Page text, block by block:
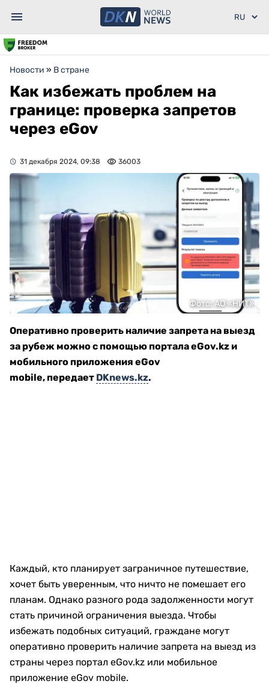
Новости » В стране
Как избежать проблем на
границе: проверка запретов
через eGov
31 декабря 2024, 09:38 36003
Фото: АО «НИТ»
Оперативно проверить наличие запрета на выезд
за рубеж можно с помощью портала eGov.kz и
мобильного приложения eGov
mobile, передает DKnews.kz.
Каждый, кто планирует заграничное путешествие,
хочет быть уверенным, что ничто не помешает его
планам. Однако разного рода задолженности могут
стать причиной ограничения выезда. Чтобы
избежать подобных ситуаций, граждане могут
оперативно проверить наличие запрета на выезд из
страны через портал eGov.kz или мобильное
приложение eGov mobile.